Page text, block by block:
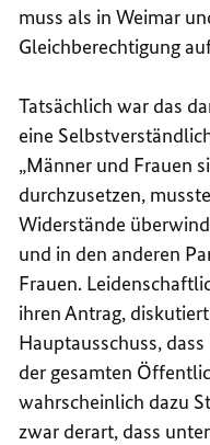
muss als in Weimar
Gleichberechtigung
Tatsächlich war das
eine
„Männer und Frauen
durchzusetzen,
Widerstände
und in den anderen
Frauen.
ihren Antrag,
Hauptausschuss,
der gesamten
wahrscheinlich dazu
zwar derart, dass